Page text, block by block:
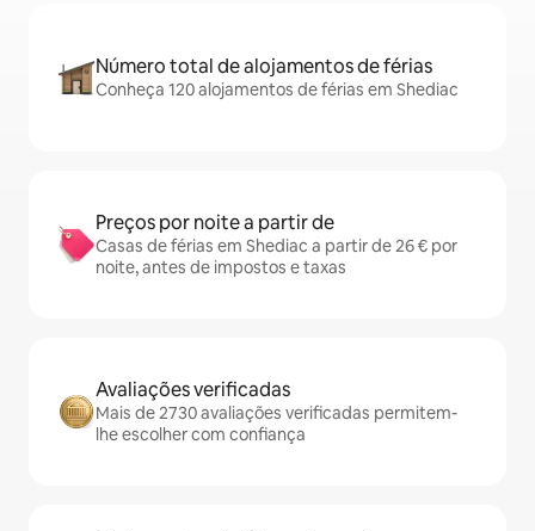
Número total de alojamentos de férias
Conheça 120 alojamentos de férias em Shediac
Preços por noite a partir de
Casas de férias em Shediac a partir de 26 € por
noite, antes de impostos e taxas
Avaliações verificadas
Mais de 2730 avaliações verificadas permitem-
lhe escolher com confiança